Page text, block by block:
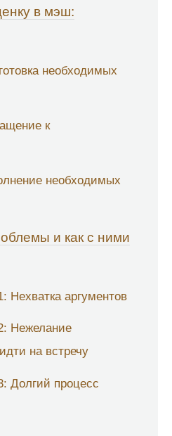
в мэш:
необходимых
к
необходимых
и как с ними
Нехватка аргументов
Нежелание
на встречу
Долгий процесс